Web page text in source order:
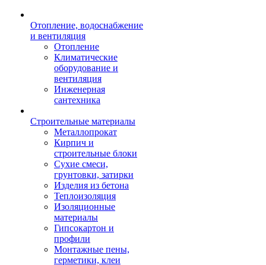
Отопление, водоснабжение
и вентиляция
Отопление
Климатические
оборудование и
вентиляция
Инженерная
сантехника
Строительные материалы
Металлопрокат
Кирпич и
строительные блоки
Сухие смеси,
грунтовки, затирки
Изделия из бетона
Теплоизоляция
Изоляционные
материалы
Гипсокартон и
профили
Монтажные пены,
герметики, клеи